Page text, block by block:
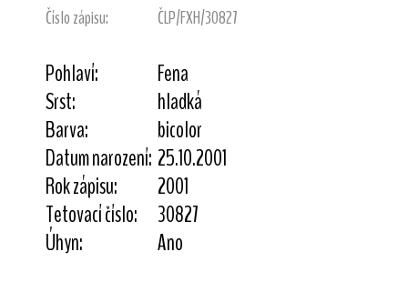
Číslo zápisu: ČLP/FXH/30827
Pohlaví:
Fena
Srst:
hladká
Barva:
bicolor
Datum narození: 25.10.2001
Rok zápisu:
2001
Tetovací číslo:
30827
Úhyn:
Ano